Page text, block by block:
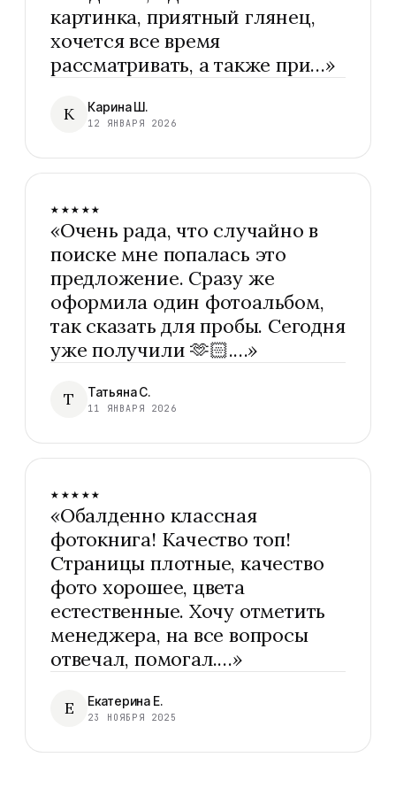
картинка, приятный глянец,
хочется все время
рассматривать, а также при…»
К Карина Ш.
12 ЯНВАРЯ 2026
★★★★★
«Очень рада, что случайно в
поиске мне попалась это
предложение. Сразу же
оформила один фотоальбом,
так сказать для пробы. Сегодня
уже получили 🫶🏻.…»
Т Татьяна С.
11 ЯНВАРЯ 2026
★★★★★
«Обалденно классная
фотокнига! Качество топ!
Страницы плотные, качество
фото хорошее, цвета
естественные. Хочу отметить
менеджера, на все вопросы
отвечал, помогал.…»
Е Екатерина Е.
23 НОЯБРЯ 2025